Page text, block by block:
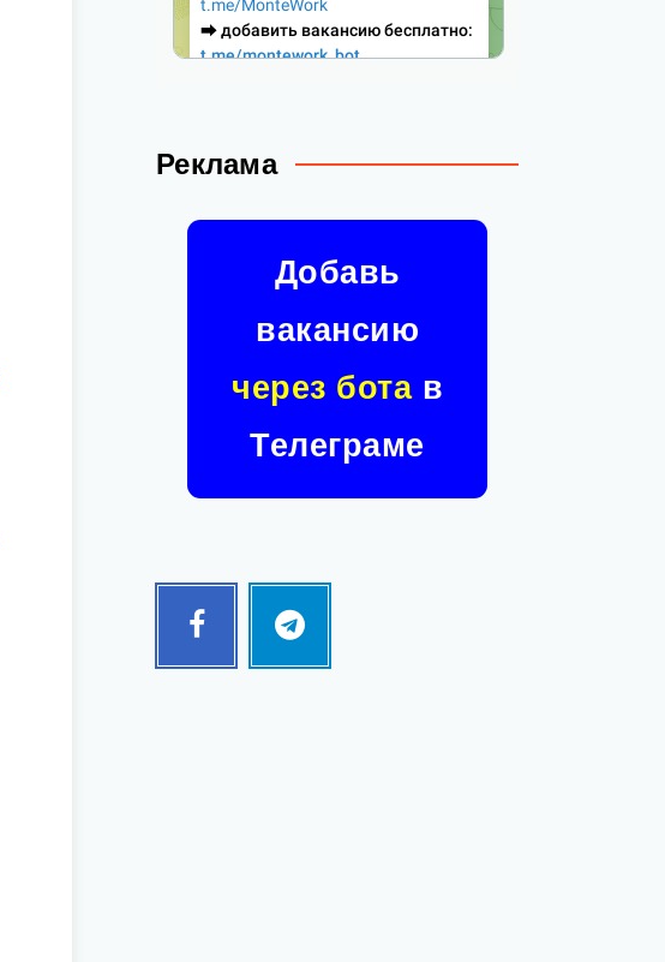
Реклама
Добавь
вакансию
через ботав
Телеграме
Facebook
Follow
Telegram
Follow